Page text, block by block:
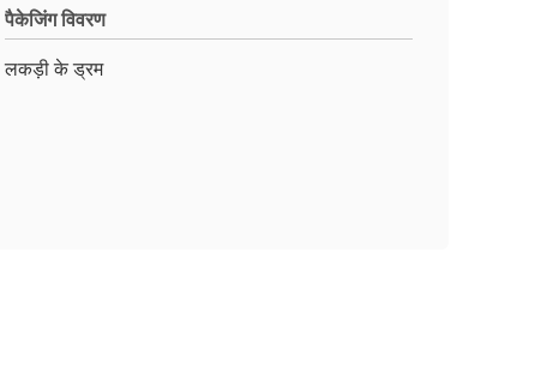
पैकेजिंग विवरण
लकड़ी के ड्रम